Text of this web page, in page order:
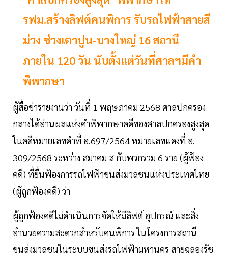
รฟม.สร้างลิฟต์คนพิการ รับรถไฟฟ้าสายสี
ม่วง ช่วงเตาปูน-บางใหญ่ 16 สถานี
ภายใน 120 วัน นับตั้งแต่วันที่ศาลฯมีคำ
พิพากษา
ผู้สื่อข่ารายงานว่า วันที่ 1 พฤษภาคม 2568 ศาลปกครอง
กลางได้อ่านผลแห่งคำพิพากษาคดีของศาลปกครองสูงสุด
ในคดีหมายเลขดำที่ อ.697/2564 หมายเลขแดงที่ อ.
309/2568 ระหว่าง สมาคม ส กับพวกรวม 6 ราย (ผู้ฟ้อง
คดี) ที่ยื่นฟ้องการรถไฟฟ้าขนส่งมวลชนแห่งประเทศไทย
(ผู้ถูกฟ้องคดี) ว่า
ผู้ถูกฟ้องคดีไม่ดำเนินการจัดให้มีลิฟต์ อุปกรณ์ และสิ่ง
อำนวยความสะดวกสำหรับคนพิการ ในโครงการสถานี
ขนส่งมวลชนในระบบขนส่งรถไฟฟ้ามหานคร สายฉลองรัช